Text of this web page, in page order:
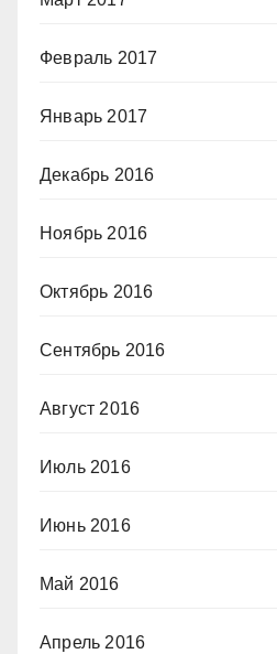
Февраль 2017
Январь 2017
Декабрь 2016
Ноябрь 2016
Октябрь 2016
Сентябрь 2016
Август 2016
Июль 2016
Июнь 2016
Май 2016
Апрель 2016